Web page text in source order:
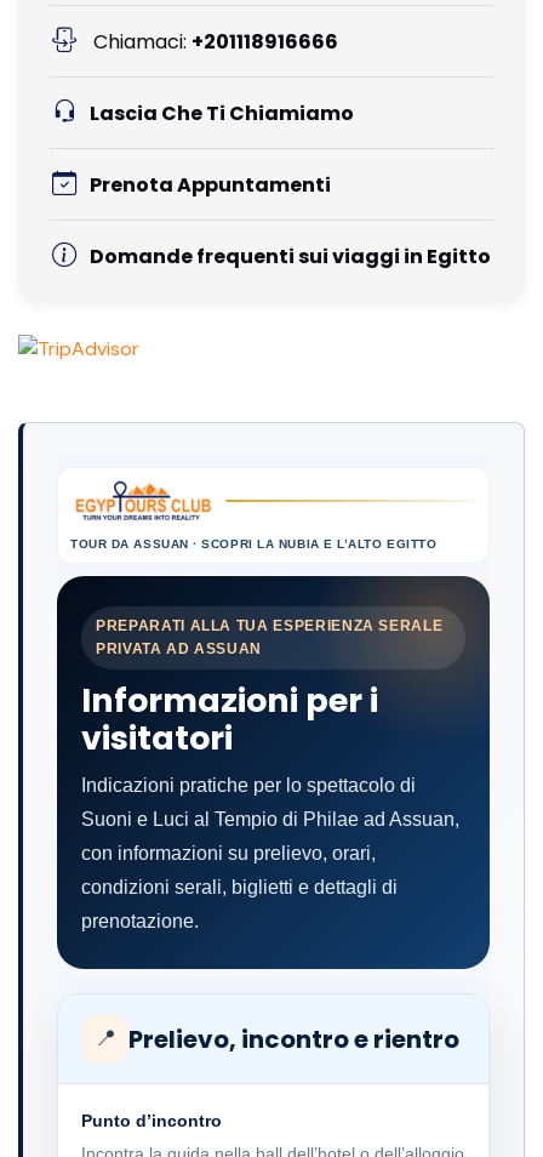
Chiamaci: +201118916666
Lascia Che Ti Chiamiamo
Prenota Appuntamenti
Domande frequenti sui viaggi in Egitto
TOUR DA ASSUAN · SCOPRI LA NUBIA E L’ALTO EGITTO
PREPARATI ALLA TUA ESPERIENZA SERALE
PRIVATA AD ASSUAN
Informazioni per i
visitatori
Indicazioni pratiche per lo spettacolo di
Suoni e Luci al Tempio di Philae ad Assuan,
con informazioni su prelievo, orari,
condizioni serali, biglietti e dettagli di
prenotazione.
📍 Prelievo, incontro e rientro
Punto d’incontro